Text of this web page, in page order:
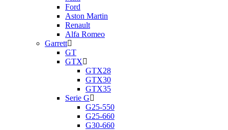
Ford
Aston Martin
Renault
Alfa Romeo
Garrett
GT
GTX
GTX28
GTX30
GTX35
Serie G
G25-550
G25-660
G30-660